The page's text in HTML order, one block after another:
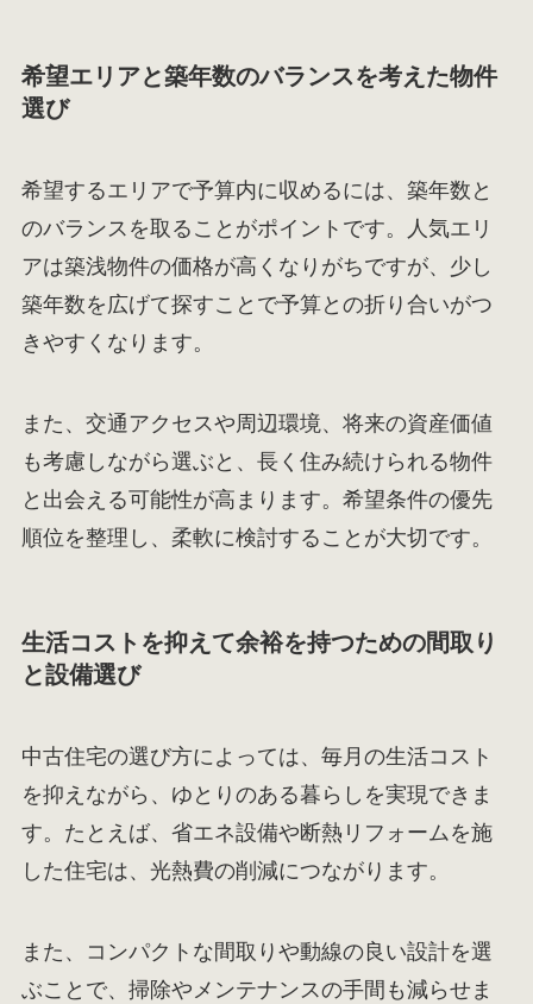
希望エリアと築年数のバランスを考えた物件
選び
希望するエリアで予算内に収めるには、築年数と
のバランスを取ることがポイントです。人気エリ
アは築浅物件の価格が高くなりがちですが、少し
築年数を広げて探すことで予算との折り合いがつ
きやすくなります。
また、交通アクセスや周辺環境、将来の資産価値
も考慮しながら選ぶと、長く住み続けられる物件
と出会える可能性が高まります。希望条件の優先
順位を整理し、柔軟に検討することが大切です。
生活コストを抑えて余裕を持つための間取り
と設備選び
中古住宅の選び方によっては、毎月の生活コスト
を抑えながら、ゆとりのある暮らしを実現できま
す。たとえば、省エネ設備や断熱リフォームを施
した住宅は、光熱費の削減につながります。
また、コンパクトな間取りや動線の良い設計を選
ぶことで、掃除やメンテナンスの手間も減らせま